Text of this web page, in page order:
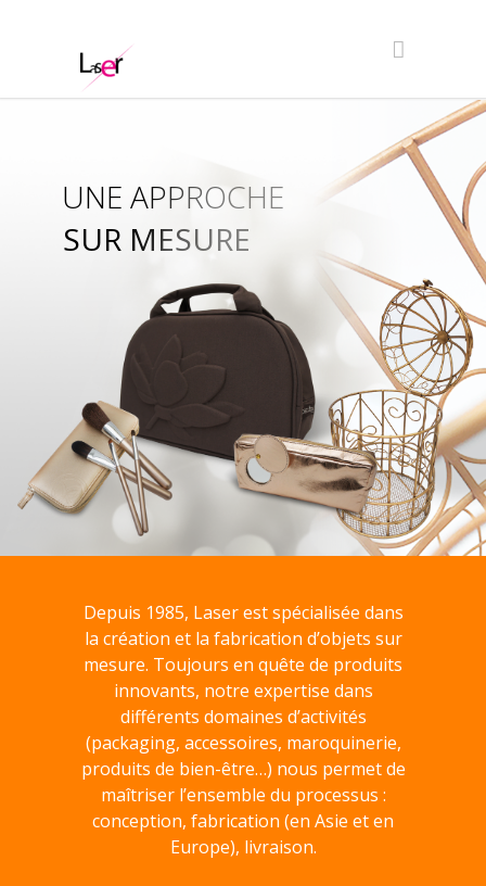
SUR MESURE
UNE APPROCHE
Depuis 1985, Laser est spécialisée dans
la création et la fabrication d’objets sur
mesure. Toujours en quête de produits
innovants, notre expertise dans
différents domaines d’activités
(packaging, accessoires, maroquinerie,
produits de bien-être…) nous permet de
maîtriser l’ensemble du processus :
conception, fabrication (en Asie et en
Europe), livraison.